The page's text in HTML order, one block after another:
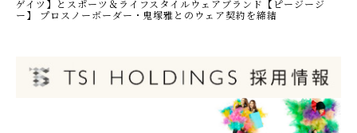
ゲイツ】とスポーツ＆ライフスタイルウェアブランド【ピージージ
ー】 プロスノーボーダー・鬼塚雅とのウェア契約を締結